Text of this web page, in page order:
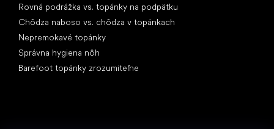
Rovná podrážka vs. topánky na podpätku
Chôdza naboso vs. chôdza v topánkach
Nepremokavé topánky
Správna hygiena nôh
Barefoot topánky zrozumiteľne